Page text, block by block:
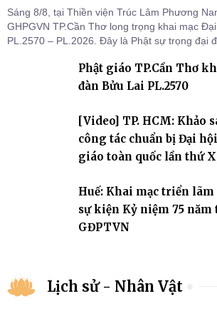
Sáng 8/8, tại Thiền viện Trúc Lâm Phương
GHPGVN TP.Cần Thơ long trọng khai mạc
PL.2570 – PL.2026. Đây là Phật sự trọng đại
thứ I, thể hiện sự quan tâm đối với công tác
Tăng tài và tiếp nối mạng mạch Tăng-g
Phật giáo TP.Cần Thơ
đàn Bửu Lai PL.2570
[Video] TP. HCM: Khảo
công tác chuẩn bị Đại
giáo toàn quốc lần thứ
Huế: Khai mạc triển
sự kiện Kỷ niệm 75 năm
GĐPTVN
Lịch sử - Nhân Vật